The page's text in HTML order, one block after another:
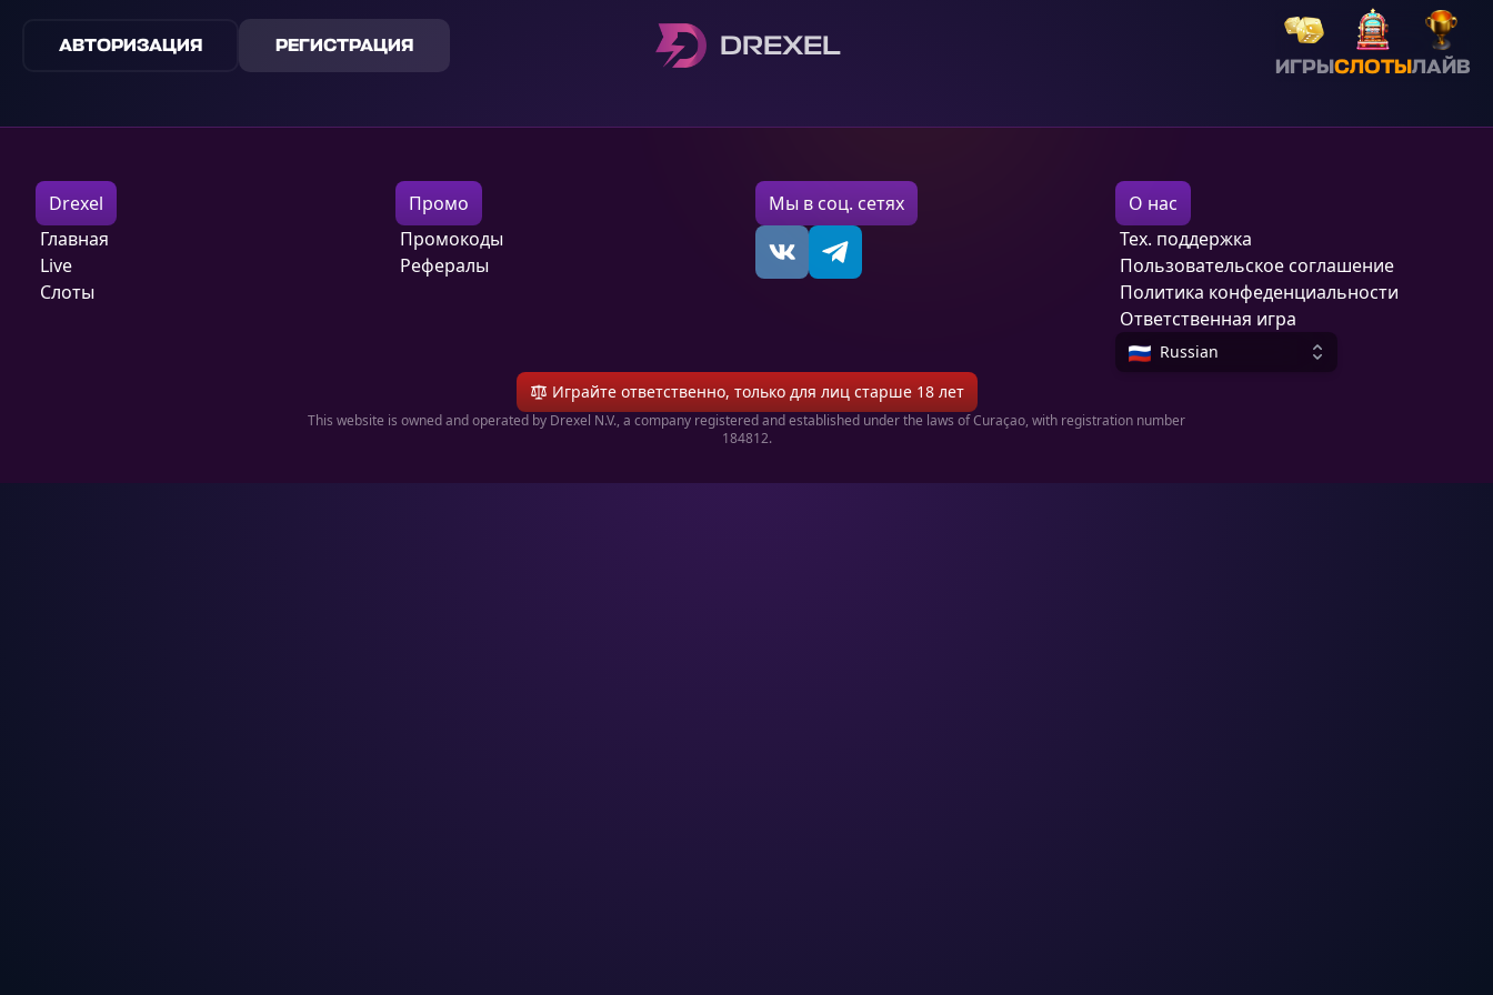
АВТОРИЗАЦИЯ РЕГИСТРАЦИЯ DREXEL
ИГРЫСЛОТЫЛАЙВ
Drexel
Главная
Live
Слоты
Промо
Промокоды
Рефералы
Мы в соц. сетях
О нас
Тех. поддержка
Пользовательское соглашение
Политика конфеденциальности
Ответственная игра
Russian
Играйте ответственно, только для лиц старше 18 лет
This website is owned and operated by Drexel N.V., a company registered and established under the laws of Curaçao, with registration number
184812.